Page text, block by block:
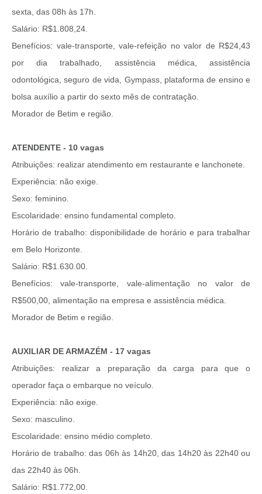
sexta, das 08h às 17h.
Salário: R$1.808,24.
Benefícios: vale-transporte, vale-refeição no valor de R$24,43
por dia trabalhado, assistência médica, assistência
odontológica, seguro de vida, Gympass, plataforma de ensino e
bolsa auxílio a partir do sexto mês de contratação.
Morador de Betim e região.
ATENDENTE - 10 vagas
Atribuições: realizar atendimento em restaurante e lanchonete.
Experiência: não exige.
Sexo: feminino.
Escolaridade: ensino fundamental completo.
Horário de trabalho: disponibilidade de horário e para trabalhar
em Belo Horizonte.
Salário: R$1.630.00.
Benefícios: vale-transporte, vale-alimentação no valor de
R$500,00, alimentação na empresa e assistência médica.
Morador de Betim e região.
AUXILIAR DE ARMAZÉM - 17 vagas
Atribuições: realizar a preparação da carga para que o
operador faça o embarque no veículo.
Experiência: não exige.
Sexo: masculino.
Escolaridade: ensino médio completo.
Horário de trabalho: das 06h às 14h20, das 14h20 às 22h40 ou
das 22h40 às 06h.
Salário: R$1.772,00.